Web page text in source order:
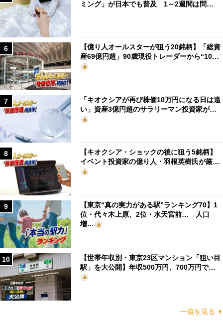
ミング」が日本でも普及 1～2週間は問…
6
【億り人オールスターが狙う20銘柄】「総資
産69億円超」90歳現役トレーダーから“10…
7
「キオクシアが再び株価10万円になる日は遠
い」資産3億円超のサラリーマン投資家が…
8
【キオクシア・ショックの後に狙う5銘柄】
イベント投資家の億り人・羽根英樹氏が厳…
9
【東京“真の実力がある駅”ランキング70】1
位・代々木上原、2位・水天宮前… 人口
増…
10
【世帯年収別・東京23区マンション「狙い目
駅」を大公開】年収500万円、700万円で…
一覧を見る